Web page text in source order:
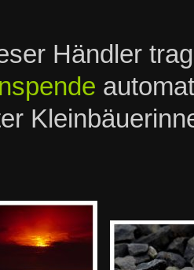
Händler